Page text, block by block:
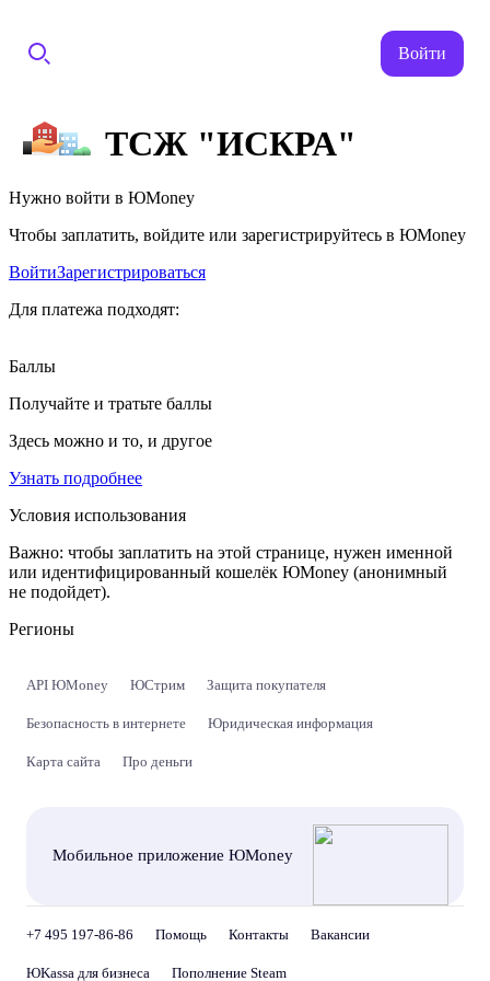
Войти
ТСЖ "ИСКРА"
Нужно войти в ЮMoney
Чтобы заплатить, войдите или зарегистрируйтесь в ЮMoney
ВойтиЗарегистрироваться
Для платежа подходят:
Баллы
Получайте и тратьте баллы
Здесь можно и то, и другое
Узнать подробнее
Условия использования
Важно: чтобы заплатить на этой странице, нужен именной
или идентифицированный кошелёк ЮMoney (анонимный
не подойдет).
Регионы
API ЮMoney ЮСтрим Защита покупателя
Безопасность в интернете Юридическая информация
Карта сайта Про деньги
Мобильное приложение ЮMoney
+7 495 197-86-86 Помощь Контакты Вакансии
ЮKassa для бизнеса Пополнение Steam